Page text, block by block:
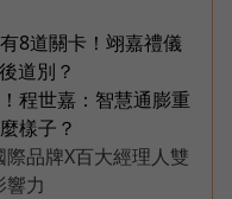
8道關卡！翊嘉禮儀
道別？
程世嘉：智慧通膨重
樣子？
品牌X百大經理人雙
響力